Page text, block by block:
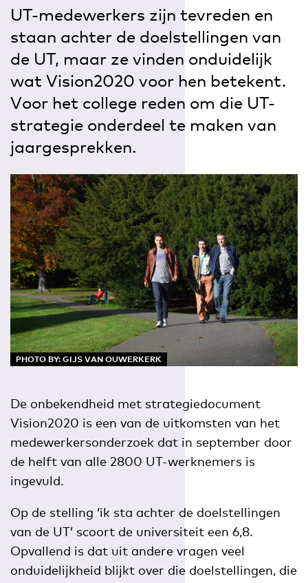
UT-medewerkers zijn tevreden en
staan achter de doelstellingen van
de UT, maar ze vinden onduidelijk
wat Vision2020 voor hen betekent.
Voor het college reden om die UT-
strategie onderdeel te maken van
jaargesprekken.
PHOTO BY: GIJS VAN OUWERKERK
De onbekendheid met strategiedocument
Vision2020 is een van de uitkomsten van het
medewerkersonderzoek dat in september door
de helft van alle 2800 UT-werknemers is
ingevuld.
Op de stelling ‘ik sta achter de doelstellingen
van de UT’ scoort de universiteit een 6,8.
Opvallend is dat uit andere vragen veel
onduidelijkheid blijkt over die doelstellingen, die